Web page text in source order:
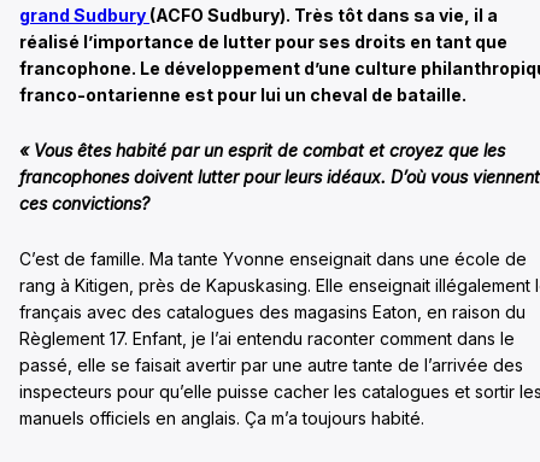
grand Sudbury (ACFO Sudbury). Très tôt dans sa vie, il a
réalisé l’importance de lutter pour ses droits en tant que
francophone. Le développement d’une culture
franco-ontarienne est pour lui un cheval de bataille.
« Vous êtes habité par un esprit de combat et croyez que les
francophones doivent lutter pour leurs idéaux. D’où vous viennent
ces convictions?
C’est de famille. Ma tante Yvonne enseignait dans une école de
rang à Kitigen, près de Kapuskasing. Elle enseignait illégalement
français avec des catalogues des magasins Eaton, en raison du
Règlement 17. Enfant, je l’ai entendu raconter comment dans le
passé, elle se faisait avertir par une autre tante de l’arrivée des
inspecteurs pour qu’elle puisse cacher les catalogues et sortir
manuels officiels en anglais. Ça m’a toujours habité.